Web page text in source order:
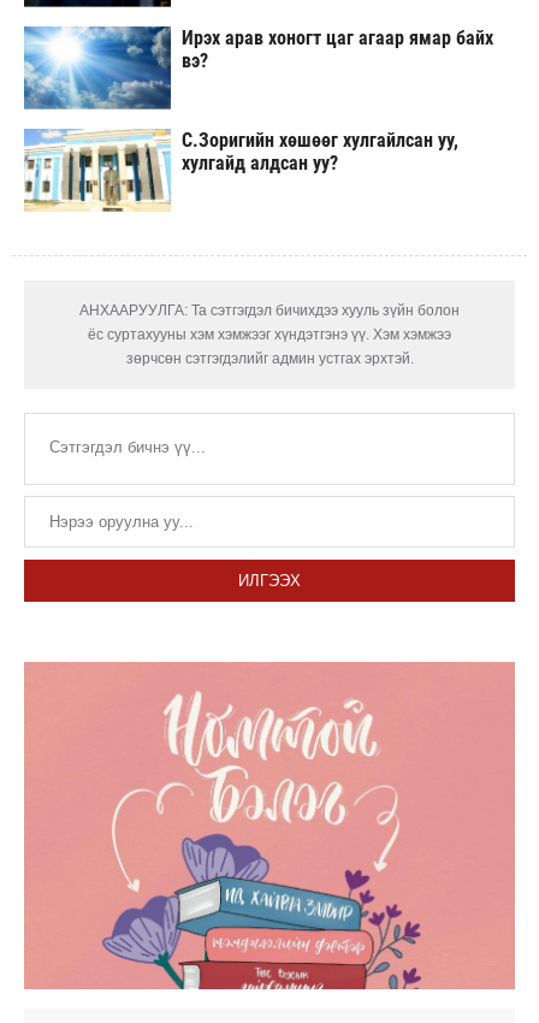
Ирэх арав хоногт цаг агаар ямар байх
вэ?
С.Зоригийн хөшөөг хулгайлсан уу,
хулгайд алдсан уу?
АНХААРУУЛГА: Та сэтгэгдэл бичихдээ хууль зүйн болон
ёс суртахууны хэм хэмжээг хүндэтгэнэ үү. Хэм хэмжээ
зөрчсөн сэтгэгдэлийг админ устгах эрхтэй.
ИЛГЭЭХ